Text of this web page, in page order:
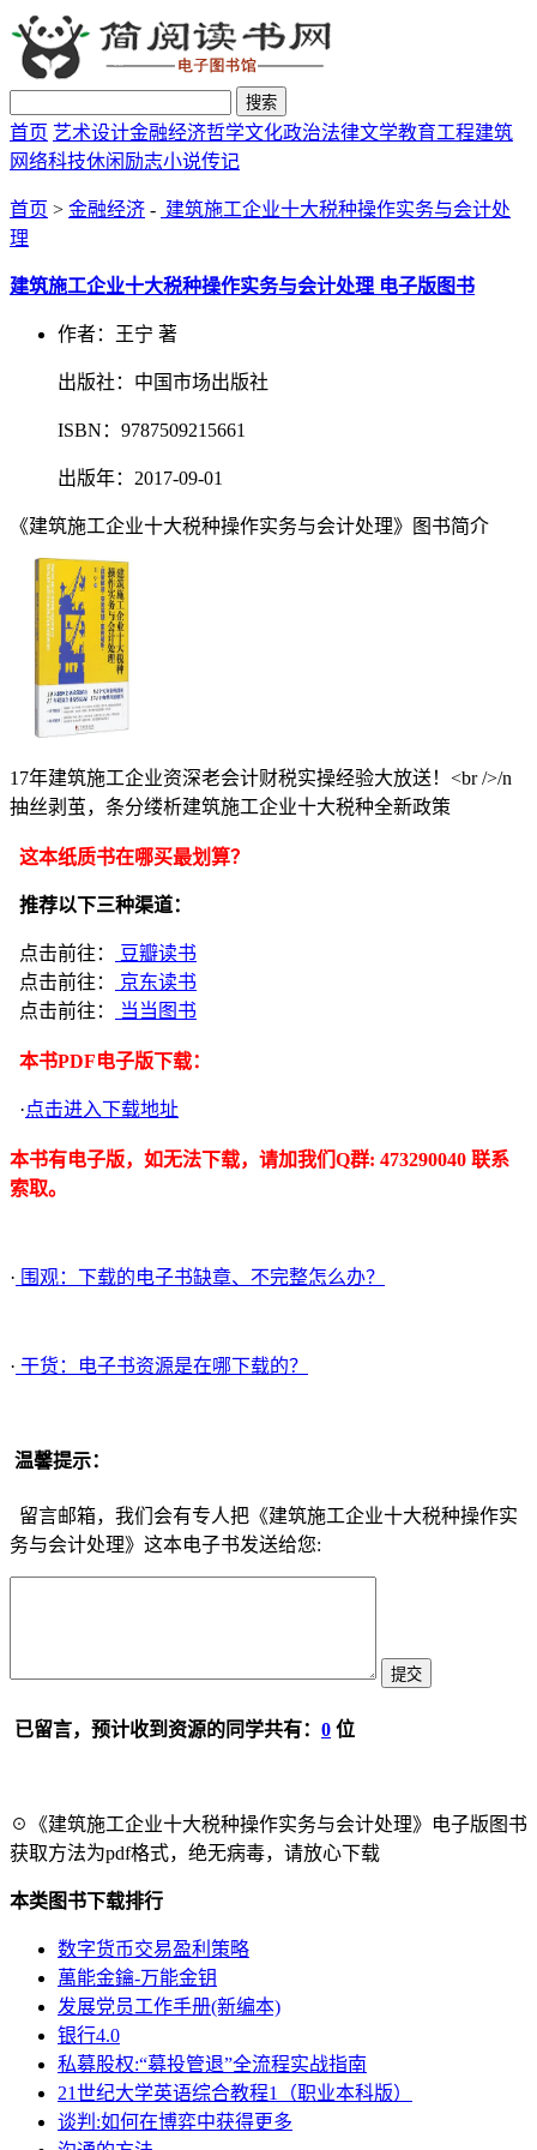
搜索
首页 艺术设计金融经济哲学文化政治法律文学教育工程建筑
网络科技休闲励志小说传记
首页 > 金融经济 - 建筑施工企业十大税种操作实务与会计处
理
建筑施工企业十大税种操作实务与会计处理 电子版图书
作者：王宁 著
出版社：中国市场出版社
ISBN：9787509215661
出版年：2017-09-01
《建筑施工企业十大税种操作实务与会计处理》图书简介
17年建筑施工企业资深老会计财税实操经验大放送！<br />/n
抽丝剥茧，条分缕析建筑施工企业十大税种全新政策
这本纸质书在哪买最划算？
推荐以下三种渠道：
点击前往：
豆瓣读书
点击前往：
京东读书
点击前往：
当当图书
本书PDF电子版下载：
·点击进入下载地址
本书有电子版，如无法下载，请加我们Q群: 473290040 联系
索取。
· 围观：下载的电子书缺章、不完整怎么办？
· 干货：电子书资源是在哪下载的？
温馨提示：
留言邮箱，我们会有专人把《建筑施工企业十大税种操作实
务与会计处理》这本电子书发送给您:
已留言，预计收到资源的同学共有： 0 位
☉《建筑施工企业十大税种操作实务与会计处理》电子版图书
获取方法为pdf格式，绝无病毒，请放心下载
本类图书下载排行
数字货币交易盈利策略
萬能金鑰-万能金钥
发展党员工作手册(新编本)
银行4.0
私募股权:“募投管退”全流程实战指南
21世纪大学英语综合教程1（职业本科版）
谈判:如何在博弈中获得更多